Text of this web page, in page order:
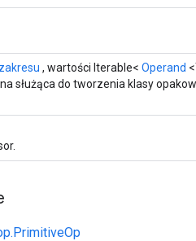
zakresu , wartości Iterable< Operand
służąca do tworzenia klasy